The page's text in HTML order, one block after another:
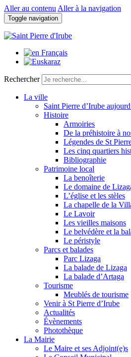
Aller au contenu Aller à la navigation
Toggle navigation
Rechercher
La ville
Saint Pierre d’Irube
Histoire
Armoiries
De la préhistoire à
Légendes de St
Les cinq quartiers
Bibliographie
Patrimoine local
La benoîterie
Le domaine de
L’église et les stèles
La chapelle de la
Le Lavoir
Les vieilles maisons
Le belvédère et la
Le péristyle
Parcs et balades
Parc Lizaga
La balade de Lizaga
La balade d’Artaga
Tourisme
Meublés de tourisme
Venir à St Pierre d’Irube
Actualités
Évènements
Photothèque
La Mairie
Le Maire et ses Adjoint(e)s